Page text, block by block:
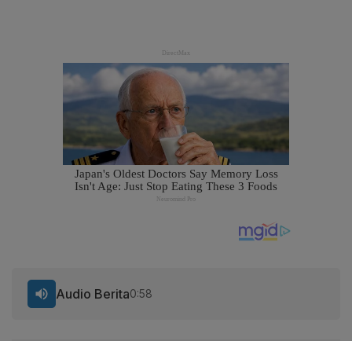
Audio Berita0:58